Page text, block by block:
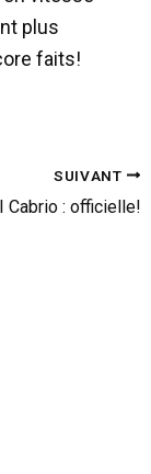
plus
faits!
SUIVANT
Cabrio : officielle!